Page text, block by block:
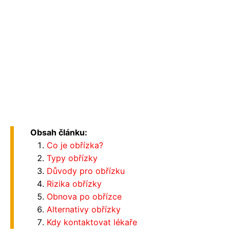
Obsah článku:
Co je obřízka?
Typy obřízky
Důvody pro obřízku
Rizika obřízky
Obnova po obřízce
Alternativy obřízky
Kdy kontaktovat lékaře